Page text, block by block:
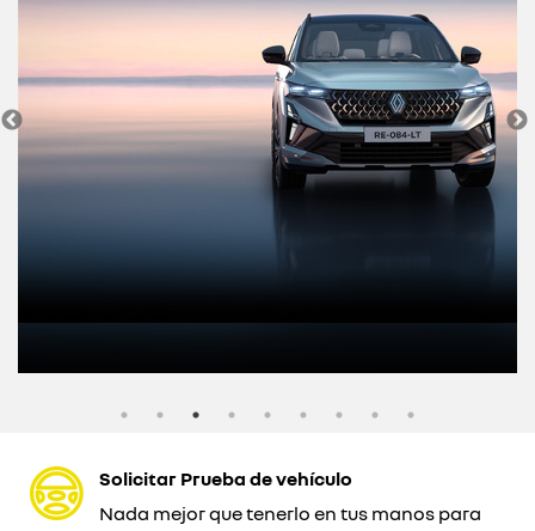
Solicitar Prueba de vehículo
Nada mejor que tenerlo en tus manos para